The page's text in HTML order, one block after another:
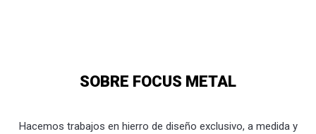
SOBRE FOCUS METAL
Hacemos trabajos en hierro de diseño exclusivo, a medida y